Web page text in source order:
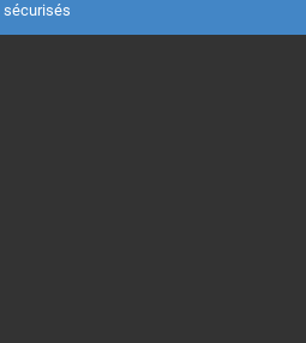
sécurisés